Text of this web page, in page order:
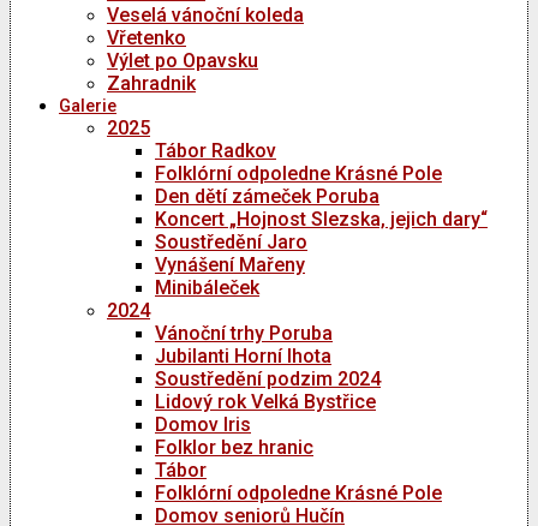
Veselá vánoční koleda
Vřetenko
Výlet po Opavsku
Zahradnik
Galerie
2025
Tábor Radkov
Folklórní odpoledne Krásné Pole
Den dětí zámeček Poruba
Koncert „Hojnost Slezska, jejich dary“
Soustředění Jaro
Vynášení Mařeny
Minibáleček
2024
Vánoční trhy Poruba
Jubilanti Horní lhota
Soustředění podzim 2024
Lidový rok Velká Bystřice
Domov Iris
Folklor bez hranic
Tábor
Folklórní odpoledne Krásné Pole
Domov seniorů Hučín